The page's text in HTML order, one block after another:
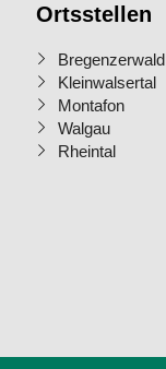
Ortsstellen
Bregenzerwald
Kleinwalsertal
Montafon
Walgau
Rheintal